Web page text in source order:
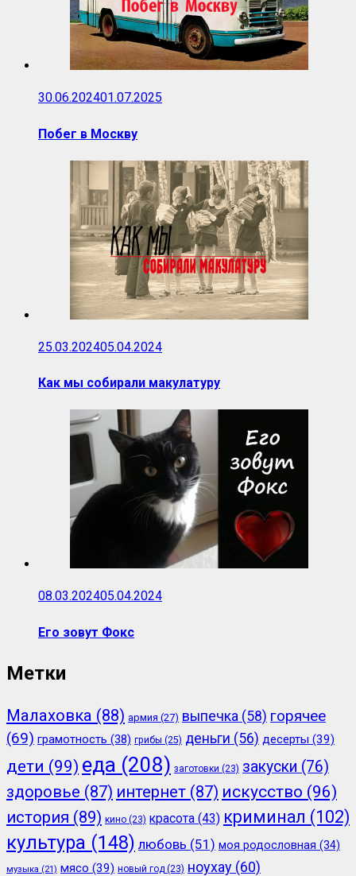
30.06.202401.07.2025
Побег в Москву
25.03.202405.04.2024
Как мы собирали макулатуру
08.03.202405.04.2024
Его зовут Фокс
Метки
Малаховка (88) армия (27) выпечка (58) горячее
(69) грамотность (38) грибы (25) деньги (56) десерты (39)
дети (99) еда (208) заготовки (23) закуски (76)
здоровье (87) интернет (87) искусство (96)
история (89) кино (23) красота (43) криминал (102)
культура (148) любовь (51) моя родословная (34)
музыка (21) мясо (39) новый год (23) ноухау (60)